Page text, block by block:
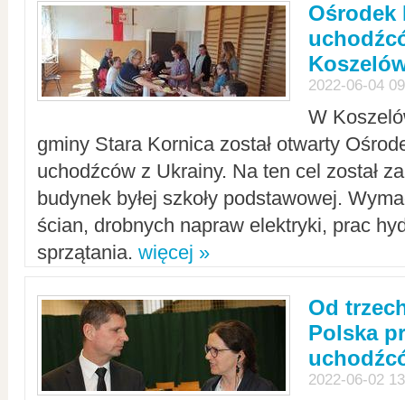
Ośrodek
2022-06-04
W
gminy Stara Kornica został otwarty
uchodźców z Ukrainy. Na ten cel został
budynek byłej szkoły podstawowej.
ścian, drobnych napraw elektryki, prac
sprzątania. więcej »
Od
Polska
2022-06-02